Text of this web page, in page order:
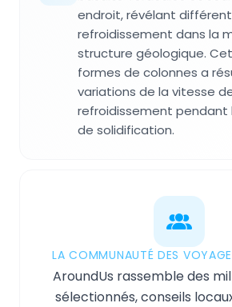
endroit, révélant
refroidissement dans la
structure géologique.
formes de colonnes a
variations de la vitesse
refroidissement pendant
de solidification.
LA COMMUNAUTÉ DES
AroundUs rassemble des
sélectionnés, conseils